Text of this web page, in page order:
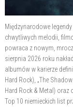
Międzynarodowe
chwytliwych melodii,
powraca z nowym,
sierpnia 2026 roku
albumów w karierze
Hard Rock), „The
Hard Rock & Metal) oraz
Top 10 niemieckich list